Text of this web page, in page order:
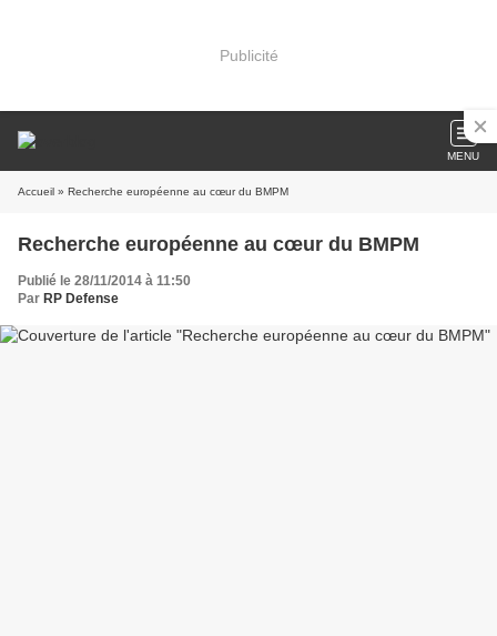
Publicité
MENU
Accueil » Recherche européenne au cœur du BMPM
Recherche européenne au cœur du BMPM
Publié le 28/11/2014 à 11:50
Par RP Defense